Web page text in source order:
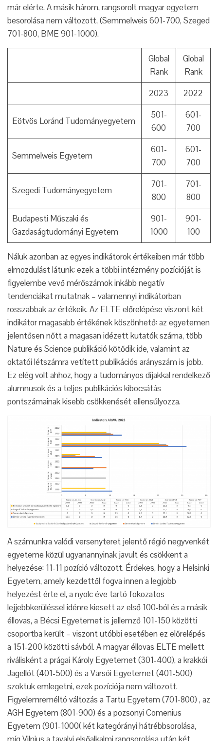
már elérte. A másik három, rangsorolt magyar egyetem
besorolása nem változott, (Semmelweis 601-700, Szeged
701-800, BME 901-1000).
Global
Rank
Global
Rank
2023
2022
Eötvös Loránd Tudományegyetem
501-
600
601-
700
Semmelweis Egyetem
601-
700
601-
700
Szegedi Tudományegyetem
701-
800
701-
800
Budapesti Műszaki és
Gazdaságtudományi Egyetem
901-
1000
901-
100
Náluk azonban az egyes indikátorok értékeiben már több
elmozdulást látunk: ezek a többi intézmény pozícióját is
figyelembe vevő mérőszámok inkább negatív
tendenciákat mutatnak – valamennyi indikátorban
rosszabbak az értékeik. Az ELTE előrelépése viszont két
indikátor magasabb értékének köszönhető: az egyetemen
jelentősen nőtt a magasan idézett kutatók száma, több
Nature és Science publikáció kötődik ide, valamint az
oktatói létszámra vetített publikációs arányszám is jobb.
Ez elég volt ahhoz, hogy a tudományos díjakkal rendelkező
alumnusok és a teljes publikációs kibocsátás
pontszámainak kisebb csökkenését ellensúlyozza.
A számunkra valódi versenyteret jelentő régió negyvenkét
egyeteme közül ugyanannyinak javult és csökkent a
helyezése: 11-11 pozíció változott. Érdekes, hogy a Helsinki
Egyetem, amely kezdettől fogva innen a legjobb
helyezést érte el, a nyolc éve tartó fokozatos
lejjebbkerüléssel idénre kiesett az első 100-ból és a másik
éllovas, a Bécsi Egyetemet is jellemző 101-150 közötti
csoportba került – viszont utóbbi esetében ez előrelépés
a 151-200 közötti sávból. A magyar éllovas ELTE mellett
riválisként a prágai Károly Egyetemet (301-400), a krakkói
Jagellót (401-500) és a Varsói Egyetemet (401-500)
szoktuk emlegetni, ezek pozíciója nem változott.
Figyelemreméltó változás a Tartu Egyetem (701-800) , az
AGH Egyetem (801-900) és a pozsonyi Comenius
Egyetem (901-1000( két kategórányi hátrébbsorolása,